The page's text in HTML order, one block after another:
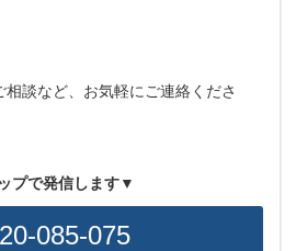
談など、お気軽にご連絡くださ
プで発信します▼
085-075